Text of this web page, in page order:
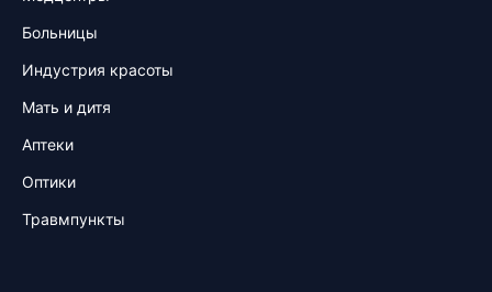
Больницы
Индустрия красоты
Мать и дитя
Аптеки
Оптики
Травмпункты